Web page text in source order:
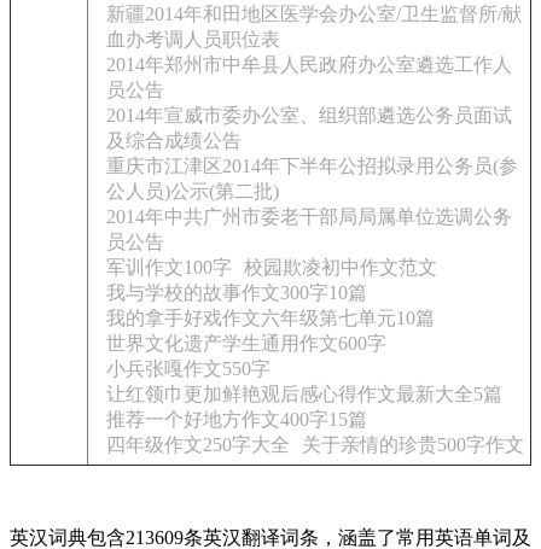
新疆2014年和田地区医学会办公室/卫生监督所/献
血办考调人员职位表
2014年郑州市中牟县人民政府办公室遴选工作人
员公告
2014年宣威市委办公室、组织部遴选公务员面试
及综合成绩公告
重庆市江津区2014年下半年公招拟录用公务员(参
公人员)公示(第二批)
2014年中共广州市委老干部局局属单位选调公务
员公告
军训作文100字
校园欺凌初中作文范文
我与学校的故事作文300字10篇
我的拿手好戏作文六年级第七单元10篇
世界文化遗产学生通用作文600字
小兵张嘎作文550字
让红领巾更加鲜艳观后感心得作文最新大全5篇
推荐一个好地方作文400字15篇
四年级作文250字大全
关于亲情的珍贵500字作文
英汉词典包含213609条英汉翻译词条，涵盖了常用英语单词及